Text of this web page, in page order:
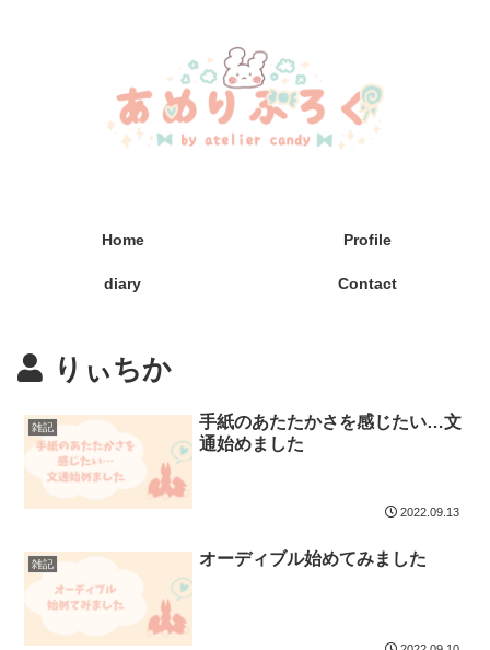
Home Profile
diary Contact
りぃちか
雑記
手紙のあたたかさを感じたい…文
通始めました
2022.09.13
雑記 オーディブル始めてみました